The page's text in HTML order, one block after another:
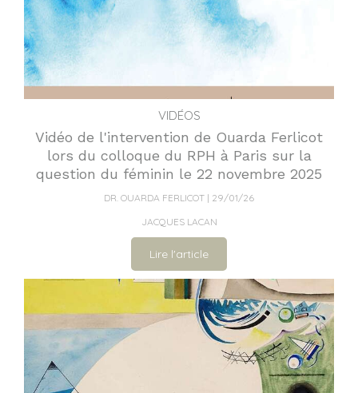
VIDÉOS
Vidéo de l'intervention de Ouarda Ferlicot
lors du colloque du RPH à Paris sur la
question du féminin le 22 novembre 2025
DR. OUARDA FERLICOT
29/01/26
JACQUES LACAN
Lire l'article